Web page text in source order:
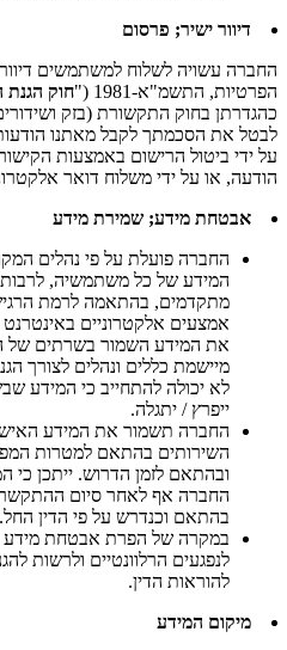
דיוור ישיר; פרסום
החברה עשויה לשלוח למשתמשים
הפרטיות, התשמ"א-1981 ("
חוק הגנת
לבטל את הסכמתך לקבל מאתנו
על ידי ביטול הרישום באמצעות
הודעה, או על ידי משלוח דואר
אבטחת מידע; שמירת מידע
החברה פועלת על פי נהלים
המידע של כל משתמשיה,
מתקדמים, בהתאמה לרמת
את המידע השמור בשרתים של
מיישמת כללים ונהלים לצורך
לא יכולה להתחייב כי המידע
ייפרץ / יתגלה.
החברה תשמור את המידע
השירותים בהתאם למטרות
ובהתאם לזמן הדרוש. ייתכן כי
החברה אף לאחר סיום
בהתאם וכנדרש על פי הדין החל.
במקרה של הפרת אבטחת מידע
לנפגעים הרלוונטיים ולרשות
להוראות הדין.
מיקום המידע